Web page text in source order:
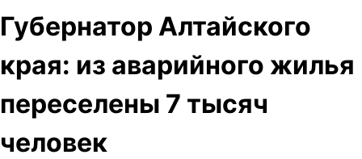
Губернатор Алтайского
края: из аварийного жилья
переселены 7 тысяч
человек